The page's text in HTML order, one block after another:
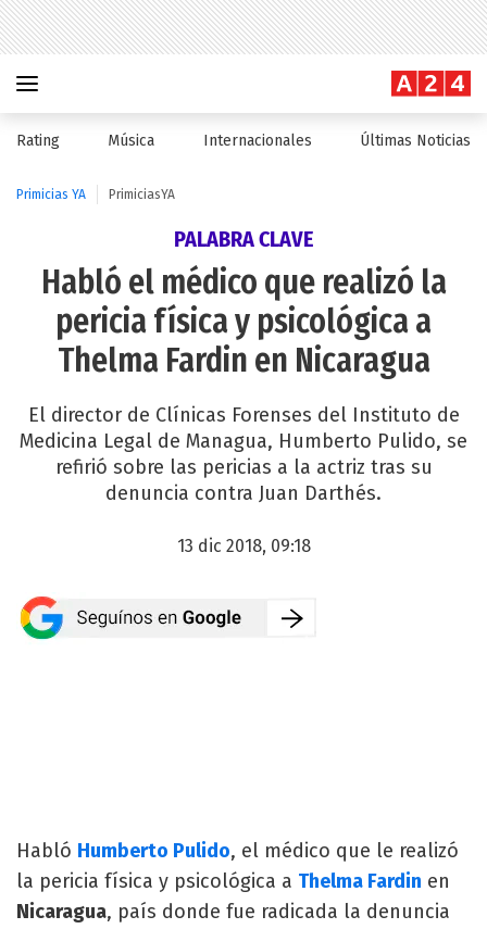
Rating Música Internacionales Últimas Noticias
Primicias YA PrimiciasYA
PALABRA CLAVE
Habló el médico que realizó la
pericia física y psicológica a
Thelma Fardin en Nicaragua
El director de Clínicas Forenses del Instituto de
Medicina Legal de Managua, Humberto Pulido, se
refirió sobre las pericias a la actriz tras su
denuncia contra Juan Darthés.
13 dic 2018, 09:18
Habló Humberto Pulido, el médico que le realizó
la pericia física y psicológica a Thelma Fardin en
Nicaragua, país donde fue radicada la denuncia